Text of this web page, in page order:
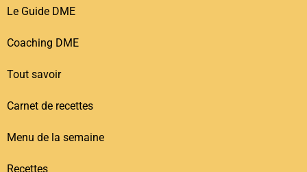
Le Guide DME
Coaching DME
Tout savoir
Carnet de recettes
Menu de la semaine
Recettes